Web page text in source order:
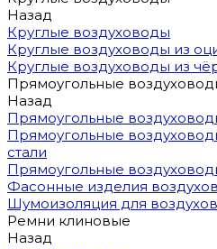
Назад
Круглые воздуховоды
Круглые воздуховоды из
Круглые воздуховоды из
Прямоугольные
Назад
Прямоугольные
Прямоугольные
стали
Прямоугольные
Фасонные изделия
Шумоизоляция для
Ремни клиновые
Назад